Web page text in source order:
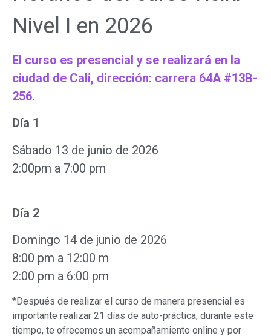
Nivel I en 2026
El curso es presencial y se realizará en la
ciudad de Cali, dirección: carrera 64A #13B-
256.
Día 1
Sábado 13 de junio de 2026
2:00pm a 7:00 pm
Día 2
Domingo 14 de junio de 2026
8:00 pm a 12:00 m
2:00 pm a 6:00 pm
*Después de realizar el curso de manera presencial es
importante realizar 21 días de auto-práctica, durante este
tiempo, te ofrecemos un acompañamiento online y por